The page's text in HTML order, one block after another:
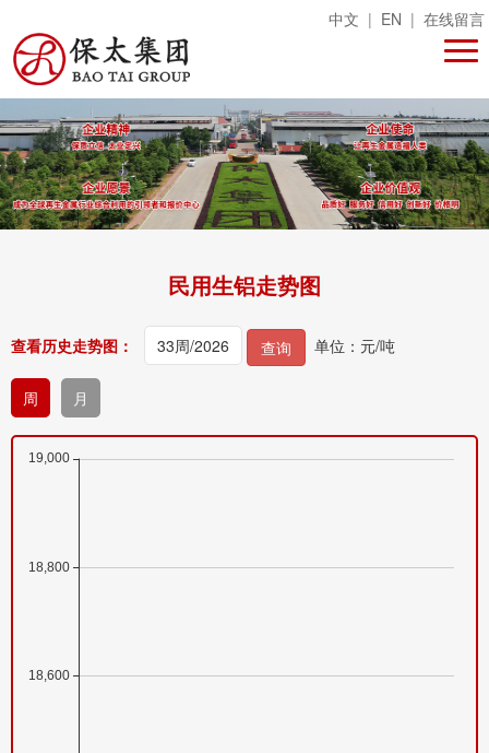
中文 | EN | 在线留言
民用生铝走势图
查看历史走势图： 查询 单位：元/吨
周 月